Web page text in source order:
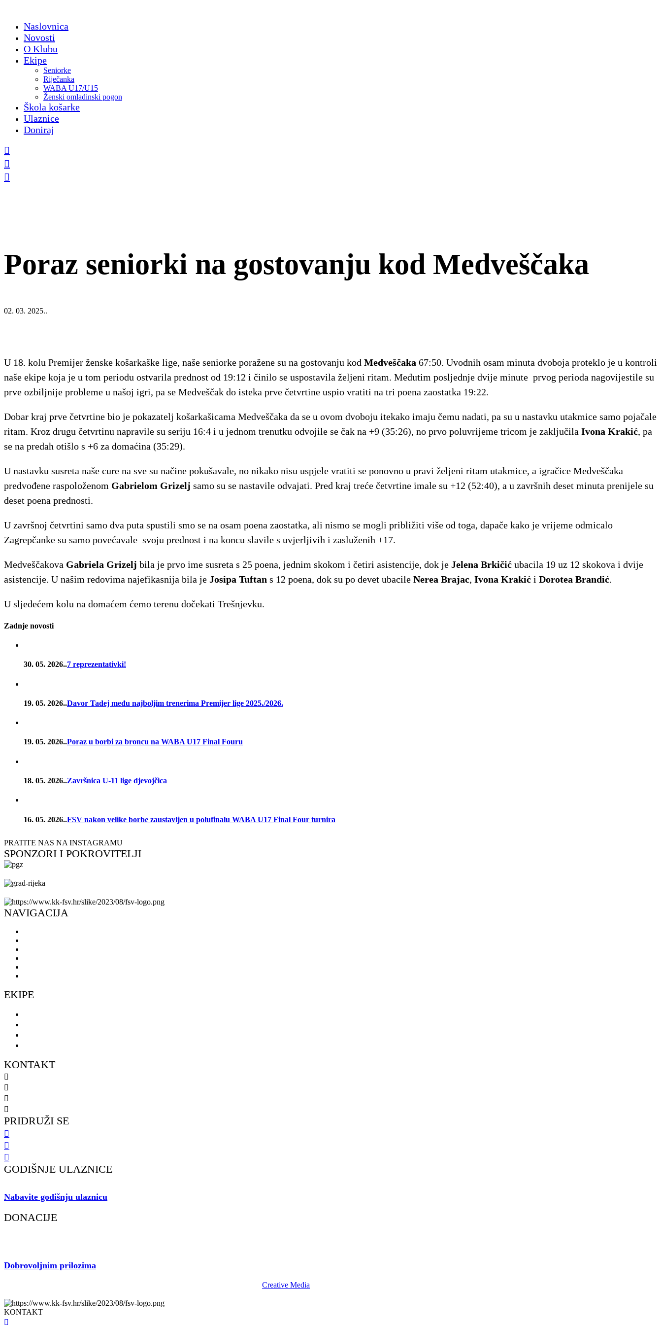
contentNaslovnica
Novosti
O Klubu
Ekipe
Seniorke
Riječanka
WABA U17/U15
Ženski omladinski pogon
Škola košarke
Ulaznice
Doniraj
Poraz seniorki na gostovanju kod Medveščaka
02. 03. 2025..
U 18. kolu Premijer ženske košarkaške lige, naše seniorke poražene su na gostovanju kod Medveščaka 67:50. Uvodnih osam minuta dvoboja proteklo je u kontroli
naše ekipe koja je u tom periodu ostvarila prednost od 19:12 i činilo se uspostavila željeni ritam. Međutim posljednje dvije minute prvog perioda nagovijestile su
prve ozbiljnije probleme u našoj igri, pa se Medveščak do isteka prve četvrtine uspio vratiti na tri poena zaostatka 19:22.
Dobar kraj prve četvrtine bio je pokazatelj košarkašicama Medveščaka da se u ovom dvoboju itekako imaju čemu nadati, pa su u nastavku utakmice samo pojačale
ritam. Kroz drugu četvrtinu napravile su seriju 16:4 i u jednom trenutku odvojile se čak na +9 (35:26), no prvo poluvrijeme tricom je zaključila Ivona Krakić, pa
se na predah otišlo s +6 za domaćina (35:29).
U nastavku susreta naše cure na sve su načine pokušavale, no nikako nisu uspjele vratiti se ponovno u pravi željeni ritam utakmice, a igračice Medveščaka
predvođene raspoloženom Gabrielom Grizelj samo su se nastavile odvajati. Pred kraj treće četvrtine imale su +12 (52:40), a u završnih deset minuta prenijele su
deset poena prednosti.
U završnoj četvrtini samo dva puta spustili smo se na osam poena zaostatka, ali nismo se mogli približiti više od toga, dapače kako je vrijeme odmicalo
Zagrepčanke su samo povećavale svoju prednost i na koncu slavile s uvjerljivih i zasluženih +17.
Medveščakova Gabriela Grizelj bila je prvo ime susreta s 25 poena, jednim skokom i četiri asistencije, dok je Jelena Brkičić ubacila 19 uz 12 skokova i dvije
asistencije. U našim redovima najefikasnija bila je Josipa Tuftan s 12 poena, dok su po devet ubacile Nerea Brajac, Ivona Krakić i Dorotea Brandić.
U sljedećem kolu na domaćem ćemo terenu dočekati Trešnjevku.
Zadnje novosti
30. 05. 2026..7 reprezentativki!
19. 05. 2026..Davor Tadej među najboljim trenerima Premijer lige 2025./2026.
19. 05. 2026..Poraz u borbi za broncu na WABA U17 Final Fouru
18. 05. 2026..Završnica U-11 lige djevojčica
16. 05. 2026..FSV nakon velike borbe zaustavljen u polufinalu WABA U17 Final Four turnira
PRATITE NAS NA INSTAGRAMU
SPONZORI I POKROVITELJI
NAVIGACIJA
EKIPE
KONTAKT
PRIDRUŽI SE
GODIŠNJE ULAZNICE
Nabavite godišnju ulaznicu
DONACIJE
Dobrovoljnim prilozima
Creative Media
KONTAKT